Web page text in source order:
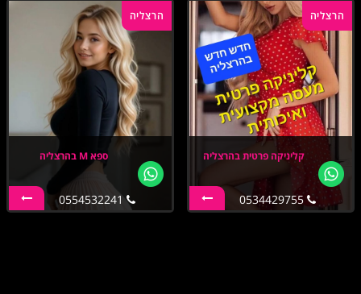
הרצליה
קליניקה פרטית בהרצליה
0534429755
הרצליה
ספא M בהרצליה
0554532241